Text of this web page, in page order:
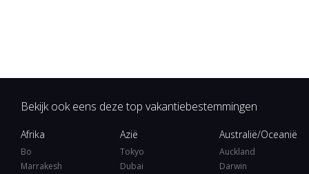
Bekijk ook eens deze top vakantiebestemmingen
Afrika
Bo
Marrakesh
Azië
Tokyo
Dubai
Australië/Oceanië
Auckland
Darwin